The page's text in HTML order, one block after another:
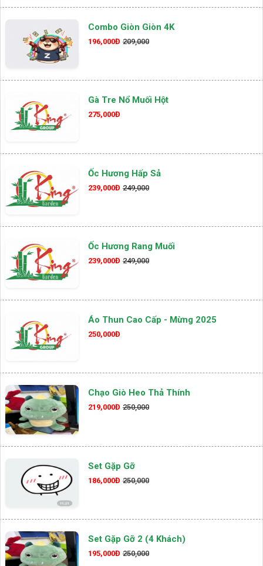
Combo Giòn Giòn 4K
196,000Đ 209,000
Gà Tre Nổ Muối Hột
275,000Đ
Ốc Hương Hấp Sả
239,000Đ 249,000
Ốc Hương Rang Muối
239,000Đ 249,000
Áo Thun Cao Cấp - Mừng 2025
250,000Đ
Chạo Giò Heo Thả Thính
219,000Đ 250,000
Set Gặp Gỡ
186,000Đ 250,000
Set Gặp Gỡ 2 (4 Khách)
195,000Đ 250,000